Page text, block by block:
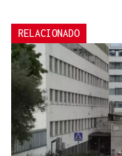
RELACIONADO